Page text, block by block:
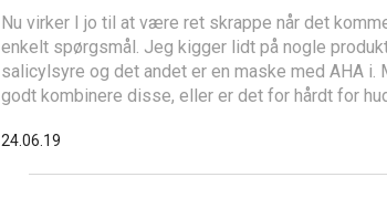
Nu virker I jo til at være ret skrappe når det
enkelt spørgsmål. Jeg kigger lidt på nogle
salicylsyre og det andet er en maske med AHA i.
godt kombinere disse, eller er det for hårdt for
24.06.19